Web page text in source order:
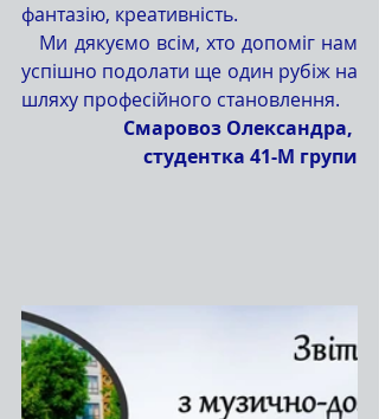
фантазію, креативність.
успішно подолати ще один рубіж на
шляху професійного становлення.
Смаровоз Олександра,
студентка 41-М групи